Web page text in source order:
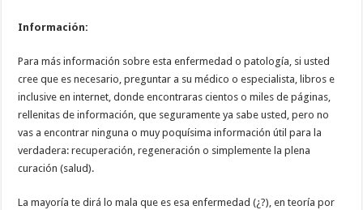
Información:
Para más información sobre esta enfermedad o patología, si usted
cree que es necesario, preguntar a su médico o especialista, libros e
inclusive en internet, donde encontraras cientos o miles de páginas,
rellenitas de información, que seguramente ya sabe usted, pero no
vas a encontrar ninguna o muy poquísima información útil para la
verdadera: recuperación, regeneración o simplemente la plena
curación (salud).
La mayoría te dirá lo mala que es esa enfermedad (¿?), en teoría por